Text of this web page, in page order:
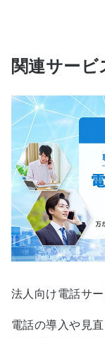
関連サービ
法人向け電話サー
電話の導入や見